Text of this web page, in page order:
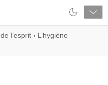
l’esprit › L’hygiène